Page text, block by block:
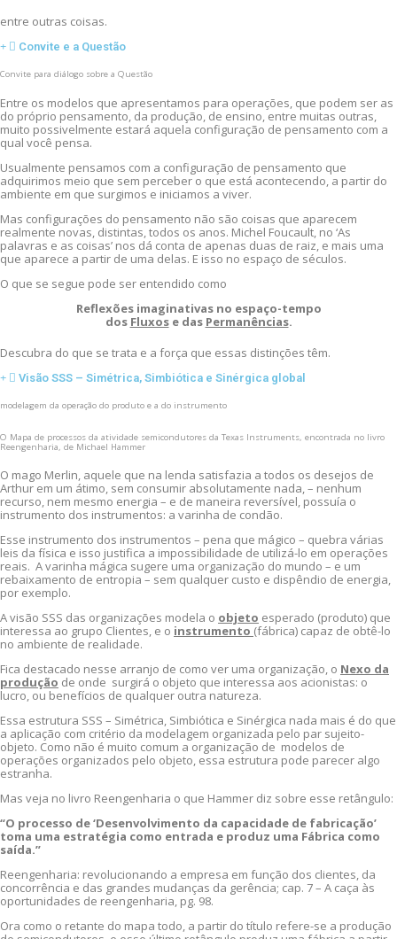
entre outras coisas.
Convite e a Questão
Convite para diálogo sobre a Questão
Entre os modelos que apresentamos para operações, que podem ser as
do próprio pensamento, da produção, de ensino, entre muitas outras,
muito possivelmente estará aquela configuração de pensamento com a
qual você pensa.
Usualmente pensamos com a configuração de pensamento que
adquirimos meio que sem perceber o que está acontecendo, a partir do
ambiente em que surgimos e iniciamos a viver.
Mas configurações do pensamento não são coisas que aparecem
realmente novas, distintas, todos os anos. Michel Foucault, no ‘As
palavras e as coisas’ nos dá conta de apenas duas de raiz, e mais uma
que aparece a partir de uma delas. E isso no espaço de séculos.
O que se segue pode ser entendido como
Reflexões imaginativas no espaço-tempo
dos Fluxose das Permanências.
Descubra do que se trata e a força que essas distinções têm.
Visão SSS – Simétrica, Simbiótica e Sinérgica global
modelagem da operação do produto e a do instrumento
O Mapa de processos da atividade semicondutores da Texas Instruments, encontrada no livro
Reengenharia, de Michael Hammer
O mago Merlin, aquele que na lenda satisfazia a todos os desejos de
Arthur em um átimo, sem consumir absolutamente nada, – nenhum
recurso, nem mesmo energia – e de maneira reversível, possuía o
instrumento dos instrumentos: a varinha de condão.
Esse instrumento dos instrumentos – pena que mágico – quebra várias
leis da física e isso justifica a impossibilidade de utilizá-lo em operações
reais. A varinha mágica sugere uma organização do mundo – e um
rebaixamento de entropia – sem qualquer custo e dispêndio de energia,
por exemplo.
A visão SSS das organizações modela o objeto esperado (produto) que
interessa ao grupo Clientes, e o instrumento (fábrica) capaz de obtê-lo
no ambiente de realidade.
Fica destacado nesse arranjo de como ver uma organização, o Nexo da
produção de onde surgirá o objeto que interessa aos acionistas: o
lucro, ou benefícios de qualquer outra natureza.
Essa estrutura SSS – Simétrica, Simbiótica e Sinérgica nada mais é do que
a aplicação com critério da modelagem organizada pelo par sujeito-
objeto. Como não é muito comum a organização de modelos de
operações organizados pelo objeto, essa estrutura pode parecer algo
estranha.
Mas veja no livro Reengenharia o que Hammer diz sobre esse retângulo:
“O processo de ‘Desenvolvimento da capacidade de fabricação’
toma uma estratégia como entrada e produz uma Fábrica como
saída.”
Reengenharia: revolucionando a empresa em função dos clientes, da
concorrência e das grandes mudanças da gerência; cap. 7 – A caça às
oportunidades de reengenharia, pg. 98.
Ora como o retante do mapa todo, a partir do título refere-se a produção